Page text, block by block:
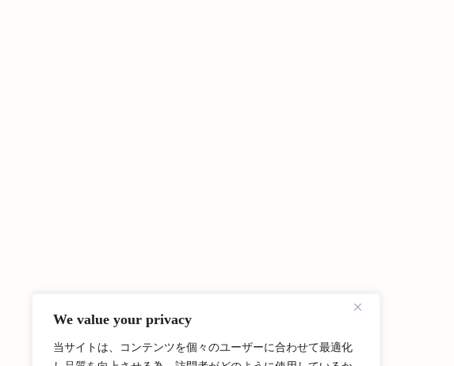
We value your privacy
当サイトは、コンテンツを個々のユーザーに合わせて最適化